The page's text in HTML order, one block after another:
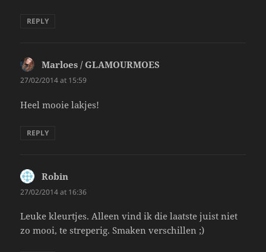
REPLY
Marloes / GLAMOURMOES
27/02/2014 at 15:59
Heel mooie lakjes!
REPLY
Robin
27/02/2014 at 16:36
Leuke kleurtjes. Alleen vind ik die laatste juist niet
zo mooi, te streperig. Smaken verschillen ;)